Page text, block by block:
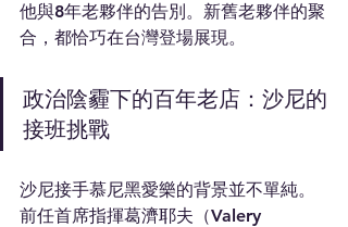
他與8年老夥伴的告別。新舊老夥伴的聚
合，都恰巧在台灣登場展現。
政治陰霾下的百年老店：沙尼的
接班挑戰
沙尼接手慕尼黑愛樂的背景並不單純。
前任首席指揮葛濟耶夫（Valery